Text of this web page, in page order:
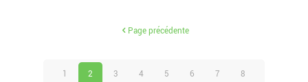
Page précédente
1 2 3 4 5 6 7 8